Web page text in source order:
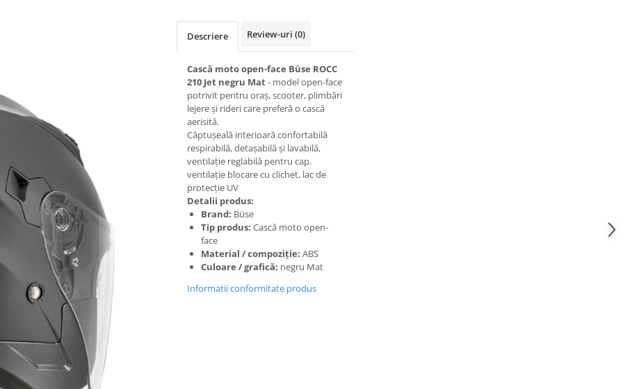
Descriere Review-uri (0)
Cască moto open-face Büse ROCC
210 Jet negru Mat- model open-face
potrivit pentru oraș, scooter, plimbări
lejere și rideri care preferă o cască
aerisită.
Căptușeală interioară confortabilă
respirabilă, detașabilă și lavabilă,
ventilație reglabilă pentru cap.
ventilație blocare cu clichet, lac de
protecție UV
Detalii produs:
Brand: Büse
Tip produs: Cască moto open-
face
Material / compoziție: ABS
Culoare / grafică: negru Mat
Informatii conformitate produs